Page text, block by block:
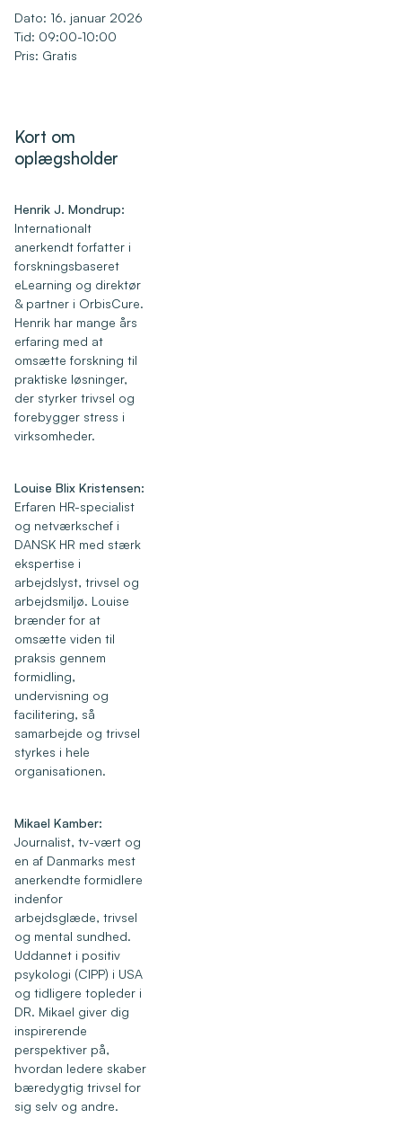
Dato: 16. januar 2026
Tid: 09:00-10:00
Pris: Gratis
Kort om
oplægsholder
Henrik J. Mondrup:
Internationalt
anerkendt forfatter i
forskningsbaseret
eLearning og direktør
& partner i OrbisCure.
Henrik har mange års
erfaring med at
omsætte forskning til
praktiske løsninger,
der styrker trivsel og
forebygger stress i
virksomheder.
Louise Blix Kristensen:
Erfaren HR-specialist
og netværkschef i
DANSK HR med stærk
ekspertise i
arbejdslyst, trivsel og
arbejdsmiljø. Louise
brænder for at
omsætte viden til
praksis gennem
formidling,
undervisning og
facilitering, så
samarbejde og trivsel
styrkes i hele
organisationen.
Mikael Kamber:
Journalist, tv-vært og
en af Danmarks mest
anerkendte formidlere
indenfor
arbejdsglæde, trivsel
og mental sundhed.
Uddannet i positiv
psykologi (CIPP) i USA
og tidligere topleder i
DR. Mikael giver dig
inspirerende
perspektiver på,
hvordan ledere skaber
bæredygtig trivsel for
sig selv og andre.